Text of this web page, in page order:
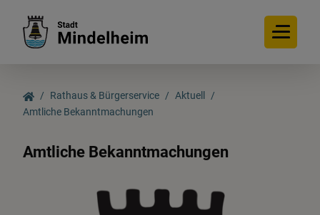
Rathaus & Bürgerservice
Rathaus & Bürgerservice
Aktuell
Amtliche Bekanntmachungen
Amtliche Bekanntmachungen